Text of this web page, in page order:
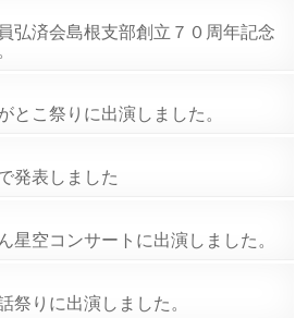
弘済会島根支部創立７０周年記念
とこ祭りに出演しました。
発表しました
星空コンサートに出演しました。
祭りに出演しました。